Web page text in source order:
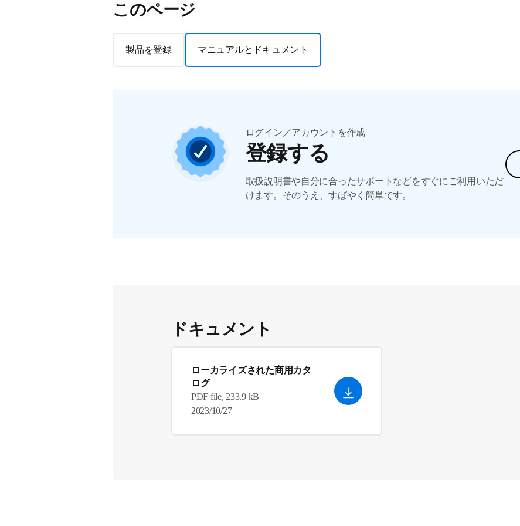
このページ
製品を登録 マニュアルとドキュメント
ログイン／アカウントを作成
登録する
取扱説明書や自分に合ったサポートなどをすぐにご利用いただ
けます。そのうえ、すばやく簡単です。
ドキュメント
ローカライズされた商用カタ
ログ
PDF file, 233.9 kB
2023/10/27